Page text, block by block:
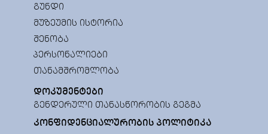
ᲒᲣᲜᲓᲘ
ᲛᲣᲖᲔᲣᲛᲘᲡ ᲘᲡᲢᲝᲠᲘᲐ
ᲨᲔᲜᲝᲑᲐ
ᲞᲔᲠᲡᲝᲜᲐᲚᲘᲔᲑᲘ
ᲗᲐᲜᲐᲛᲨᲠᲝᲛᲚᲝᲑᲐ
ᲓᲝᲙᲣᲛᲔᲜᲢᲔᲑᲘ
ᲒᲔᲜᲓᲔᲠᲣᲚᲘ ᲗᲐᲜᲐᲡᲬᲝᲠᲝᲑᲘᲡ ᲒᲔᲒᲛᲐ
ᲙᲝᲜᲤᲘᲓᲔᲜᲪᲘᲐᲚᲣᲠᲝᲑᲘᲡ ᲞᲝᲚᲘᲢᲘᲙᲐ